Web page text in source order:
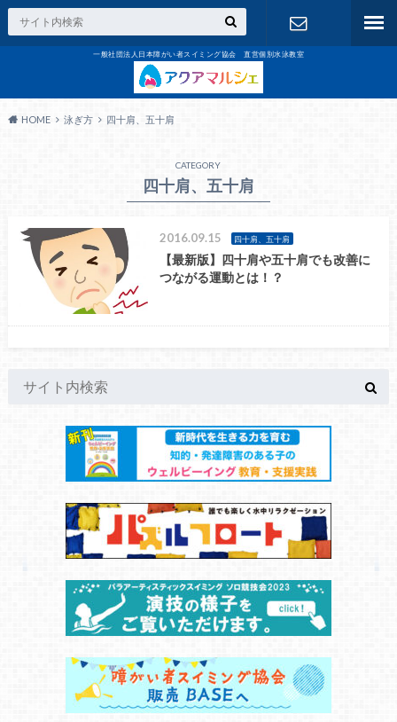
一般社団法人日本障がい者スイミング協会 直営個別水泳教室
HOME 泳ぎ方 四十肩、五十肩
CATEGORY
四十肩、五十肩
2016.09.15 四十肩、五十肩
【最新版】四十肩や五十肩でも改善に
つながる運動とは！？